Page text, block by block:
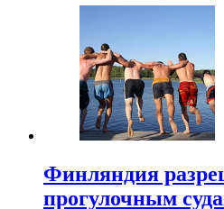
Финляндия
прогулочным